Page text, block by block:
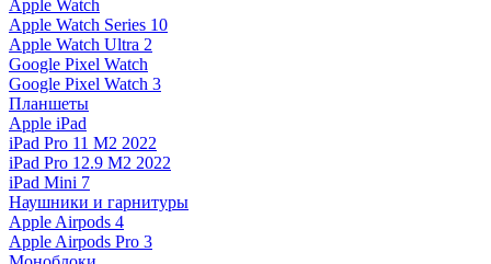
Apple Watch
Apple Watch Series 10
Apple Watch Ultra 2
Google Pixel Watch
Google Pixel Watch 3
Планшеты
Apple iPad
iPad Pro 11 M2 2022
iPad Pro 12.9 M2 2022
iPad Mini 7
Наушники и гарнитуры
Apple Airpods 4
Apple Airpods Pro 3